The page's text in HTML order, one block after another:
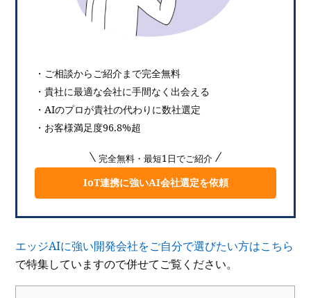
・ご相談からご紹介まで完全無料
・貴社に最適な会社に手間なく出会える
・AIのプロが貴社の代わりに数社選定
・お客様満足度96.8%超
完全無料・最短1日でご紹介
IoT連携に強いAI会社選定を依頼
エッジAIに強い開発会社をご自分で選びたい方はこちら
で特集していますので併せてご覧ください。